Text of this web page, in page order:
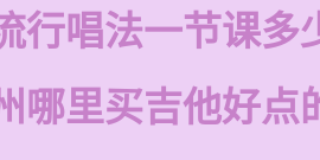
行唱法一节课多
哪里买吉他好点